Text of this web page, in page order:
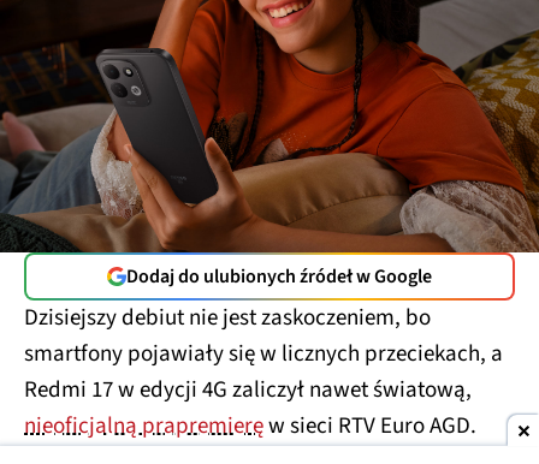
Dodaj do ulubionych źródeł w Google
Dzisiejszy debiut nie jest zaskoczeniem, bo
smartfony pojawiały się w licznych przeciekach, a
Redmi 17 w edycji 4G zaliczył nawet światową,
nieoficjalną prapremieręw sieci RTV Euro AGD.